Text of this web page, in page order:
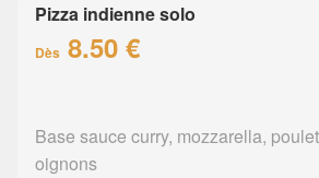
Pizza indienne solo
Dès 8.50 €
Base sauce curry, mozzarella,
oignons